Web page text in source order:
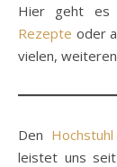
Hier geht es
Rezepte oder
vielen,
Den
leistet uns